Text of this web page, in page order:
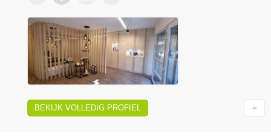
BEKIJK VOLLEDIG PROFIEL